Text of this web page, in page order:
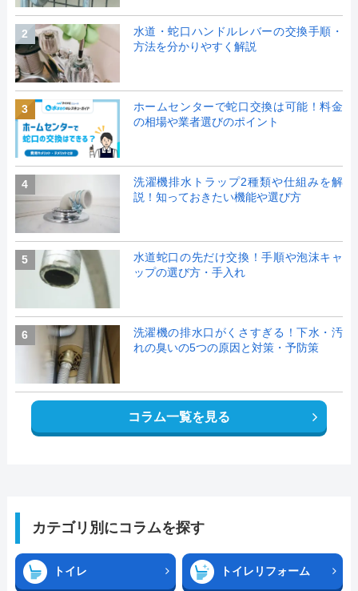
2
水道・蛇口ハンドルレバーの交換手順・
方法を分かりやすく解説
3
ホームセンターで蛇口交換は可能！料金
の相場や業者選びのポイント
4
洗濯機排水トラップ2種類や仕組みを解
説！知っておきたい機能や選び方
5
水道蛇口の先だけ交換！手順や泡沫キャ
ップの選び方・手入れ
6
洗濯機の排水口がくさすぎる！下水・汚
れの臭いの5つの原因と対策・予防策
コラム一覧を見る
カテゴリ別にコラムを探す
トイレ トイレリフォーム